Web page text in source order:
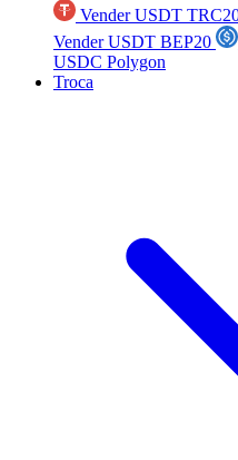
Vender USDT
Vender USDT BEP20
USDC Polygon
Troca